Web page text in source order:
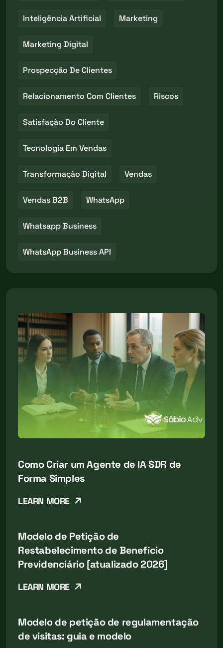
Inteligência Artificial Marketing
Marketing Digital
Prospecção De Clientes
Relacionamento Com Clientes Riscos
Satisfação Do Cliente
Tecnologia Em Vendas
Transformação Digital Vendas
Vendas B2B WhatsApp
Whatsapp Business
WhatsApp Business API
Como Criar um Agente de IA SDR de
Forma Simples
LEARN MORE
Modelo de Petição de
Restabelecimento de Benefício
Previdenciário [atualizado 2026]
LEARN MORE
Modelo de petição de regulamentação
de visitas: guia e modelo